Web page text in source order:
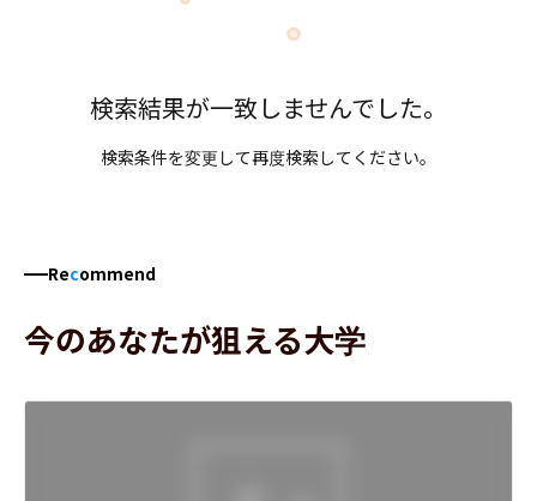
検索結果が一致しませんでした。
検索条件を変更して再度検索してください。
Recommend
今のあなたが狙える大学